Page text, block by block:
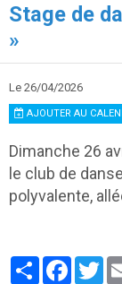
Stage de
»
Le 26/04/2026
AJOUTER AU
Dimanche 26
le club de
polyvalente,
Partager